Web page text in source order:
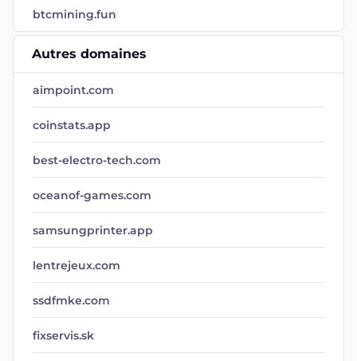
btcmining.fun
Autres domaines
aimpoint.com
coinstats.app
best-electro-tech.com
oceanof-games.com
samsungprinter.app
lentrejeux.com
ssdfmke.com
fixservis.sk